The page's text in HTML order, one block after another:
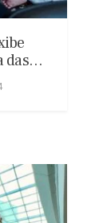
das…